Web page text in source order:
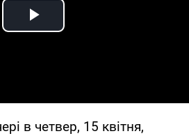
Play Video
в четвер, 15 квітня,